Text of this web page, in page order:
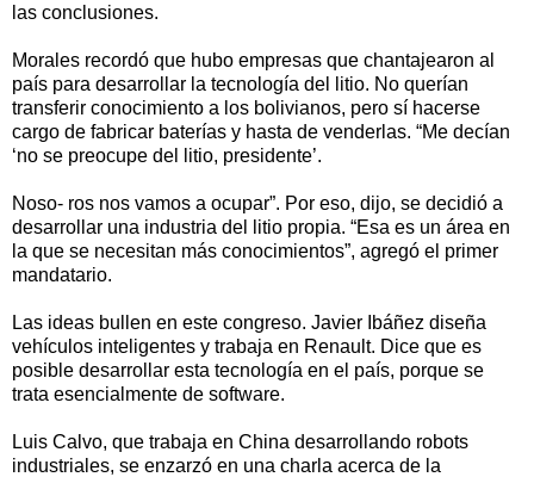
las conclusiones.
Morales recordó que hubo empresas que chantajearon al
país para desarrollar la tecnología del litio. No querían
transferir conocimiento a los bolivianos, pero sí hacerse
cargo de fabricar baterías y hasta de venderlas. “Me decían
‘no se preocupe del litio, presidente’.
Noso- ros nos vamos a ocupar”. Por eso, dijo, se decidió a
desarrollar una industria del litio propia. “Esa es un área en
la que se necesitan más conocimientos”, agregó el primer
mandatario.
Las ideas bullen en este congreso. Javier Ibáñez diseña
vehículos inteligentes y trabaja en Renault. Dice que es
posible desarrollar esta tecnología en el país, porque se
trata esencialmente de software.
Luis Calvo, que trabaja en China desarrollando robots
industriales, se enzarzó en una charla acerca de la